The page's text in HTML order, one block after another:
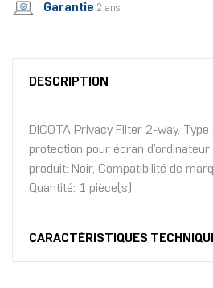
Garantie 2 ans
DESCRIPTION
DICOTA Privacy Filter 2-way.
protection pour écran
produit: Noir, Compatibilité de
Quantité: 1 pièce(s)
CARACTÉRISTIQUES